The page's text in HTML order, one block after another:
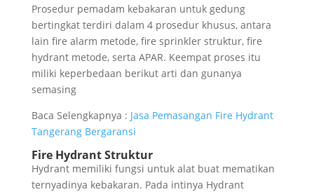
Prosedur pemadam kebakaran untuk gedung
bertingkat terdiri dalam 4 prosedur khusus, antara
lain fire alarm metode, fire sprinkler struktur, fire
hydrant metode, serta APAR. Keempat proses itu
miliki keperbedaan berikut arti dan gunanya
semasing
Baca Selengkapnya : Jasa Pemasangan Fire Hydrant
Tangerang Bergaransi
Fire Hydrant Struktur
Hydrant memiliki fungsi untuk alat buat mematikan
ternyadinya kebakaran. Pada intinya Hydrant